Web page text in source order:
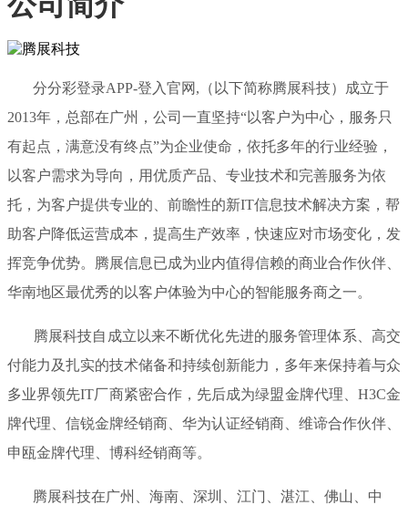
分分彩登录APP-登入官网,（以下简称腾展科技）成立于
2013年，总部在广州，公司一直坚持“以客户为中心，服务只
有起点，满意没有终点”为企业使命，依托多年的行业经验，
以客户需求为导向，用优质产品、专业技术和完善服务为依
托，为客户提供专业的、前瞻性的新IT信息技术解决方案，帮
助客户降低运营成本，提高生产效率，快速应对市场变化，发
挥竞争优势。腾展信息已成为业内值得信赖的商业合作伙伴、
华南地区最优秀的以客户体验为中心的智能服务商之一。
腾展科技自成立以来不断优化先进的服务管理体系、高交
付能力及扎实的技术储备和持续创新能力，多年来保持着与众
多业界领先IT厂商紧密合作，先后成为绿盟金牌代理、H3C金
牌代理、信锐金牌经销商、华为认证经销商、维谛合作伙伴、
申瓯金牌代理、博科经销商等。
腾展科技在广州、海南、深圳、江门、湛江、佛山、中